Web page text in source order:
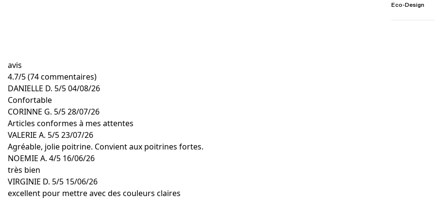
Eco-Design
avis
4.7/5(74 commentaires)
DANIELLE D. 5/504/08/26
Confortable
CORINNE G. 5/528/07/26
Articles conformes à mes attentes
VALERIE A. 5/523/07/26
Agréable, jolie poitrine. Convient aux poitrines fortes.
NOEMIE A. 4/5 16/06/26
très bien
VIRGINIE D. 5/5 15/06/26
excellent pour mettre avec des couleurs claires